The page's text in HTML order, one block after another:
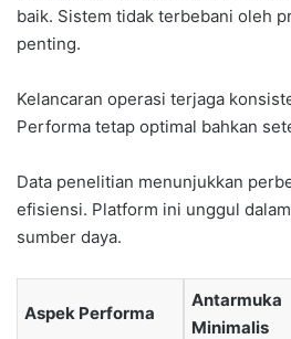
baik. Sistem tidak terbebani oleh
penting.
Kelancaran operasi terjaga
Performa tetap optimal bahkan
Data penelitian menunjukkan
efisiensi. Platform ini unggul
sumber daya.
Aspek Performa
Antarmuka
Minimalis